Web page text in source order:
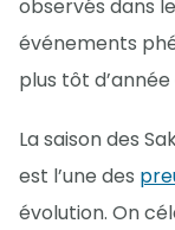
observés dans
événements
plus tôt
La saison des
est l’une des
évolution. On